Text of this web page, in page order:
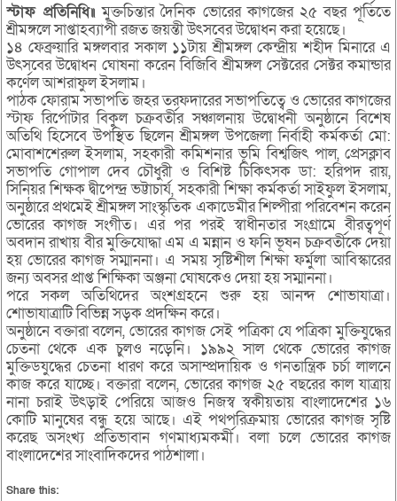
স্টাফ প্রতিনিধি॥মুক্তচিন্তার দৈনিক ভোরের কাগজের ২৫ বছর পূর্তিতে
শ্রীমঙ্গলে সাপ্তাহব্যাপী রজত জয়ন্তী উৎসবের উদ্বোধন করা হয়েছে।
১৪ ফেব্রুয়ারি মঙ্গলবার সকাল ১১টায় শ্রীমঙ্গল কেন্দ্রীয় শহীদ মিনারে এ
উৎসবের উদ্বোধন ঘোষনা করেন বিজিবি শ্রীমঙ্গল সেক্টরের সেক্টর কমান্ডার
কর্ণেল আশরাফুল ইসলাম।
পাঠক ফোরাম সভাপতি জহর তরফদারের সভাপতিত্বে ও ভোরের কাগজের
স্টাফ রির্পোটার বিকুল চক্রবর্তীর সঞ্চালনায় উদ্বোধনী অনুষ্ঠানে বিশেষ
অতিথি হিসেবে উপস্থিত ছিলেন শ্রীমঙ্গল উপজেলা নির্বাহী কর্মকর্তা মো:
মোবাশশেরুল ইসলাম, সহকারী কমিশনার ভূমি বিশ্বজিৎ পাল, প্রেসক্লাব
সভাপতি গোপাল দেব চৌধুরী ও বিশিষ্ট চিকিৎসক ডা: হরিপদ রায়,
সিনিয়র শিক্ষক দ্বীপেন্দ্র ভট্টাচার্য, সহকারী শিক্ষা কর্মকর্তা সাইফুল ইসলাম,
অনুষ্ঠারে প্রথমেই শ্রীমঙ্গল সাংস্কৃতিক একাডেমীর শিল্পীরা পরিবেশন করেন
ভোরের কাগজ সংগীত। এর পর পরই স্বাধীনতার সংগ্রামে বীরত্বপূর্ণ
অবদান রাখায় বীর মুক্তিযোদ্ধা এম এ মন্নান ও ফনি ভূষন চক্রবর্তীকে দেয়া
হয় ভোরের কাগজ সম্মাননা। এ সময় সৃষ্টিশীল শিক্ষা ফর্মুলা আবিস্কারের
জন্য অবসর প্রাপ্ত শিক্ষিকা অঞ্জনা ঘোষকেও দেয়া হয় সম্মাননা।
পরে সকল অতিথিদের অংশগ্রহনে শুরু হয় আনন্দ শোভাযাত্রা।
শোভাযাত্রাটি বিভিন্ন সড়ক প্রদক্ষিন করে।
অনুষ্ঠানে বক্তারা বলেন, ভোরের কাগজ সেই পত্রিকা যে পত্রিকা মুক্তিযুদ্ধের
চেতনা থেকে এক চুলও নড়েনি। ১৯৯২ সাল থেকে ভোরের কাগজ
মুক্তিডযুদ্ধের চেতনা ধারণ করে অসাম্প্রদায়িক ও গনতান্ত্রিক চর্চা লালনে
কাজ করে যাচ্ছে। বক্তারা বলেন, ভোরের কাগজ ২৫ বছরের কাল যাত্রায়
নানা চরাই উৎড়াই পেরিয়ে আজও নিজস্ব স্বকীয়তায় বাংলাদেশের ১৬
কোটি মানুষের বন্ধু হয়ে আছে। এই পথপরিক্রমায় ভোরের কাগজ সৃষ্টি
করেছ অসংখ্য প্রতিভাবান গণমাধ্যমকর্মী। বলা চলে ভোরের কাগজ
বাংলাদেশের সাংবাদিকদের পাঠশালা।
Share this: